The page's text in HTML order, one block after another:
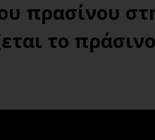
πρασίνου
το